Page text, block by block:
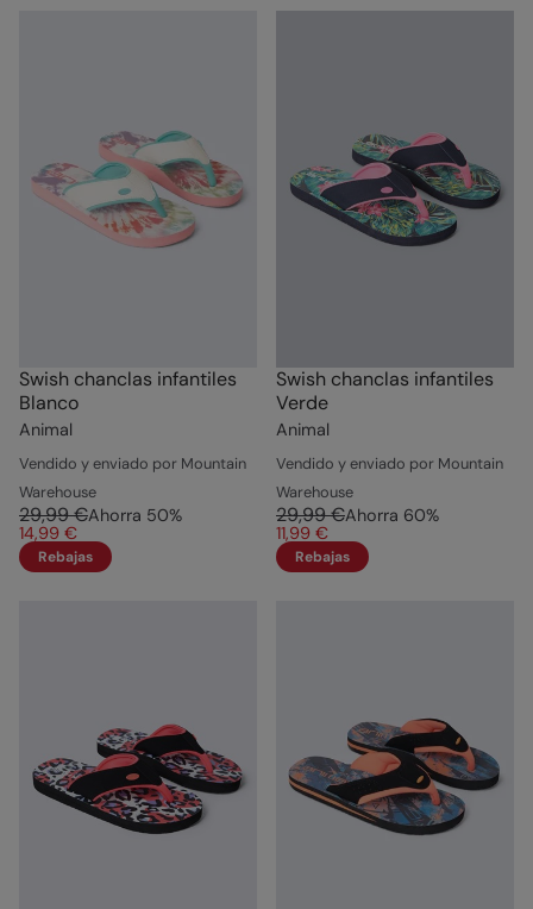
Swish chanclas infantiles
Blanco
Animal
Vendido y enviado por Mountain
Warehouse
29,99 €Ahorra 50%
14,99 €
Rebajas
Swish chanclas infantiles
Verde
Animal
Vendido y enviado por Mountain
Warehouse
29,99 €Ahorra 60%
11,99 €
Rebajas